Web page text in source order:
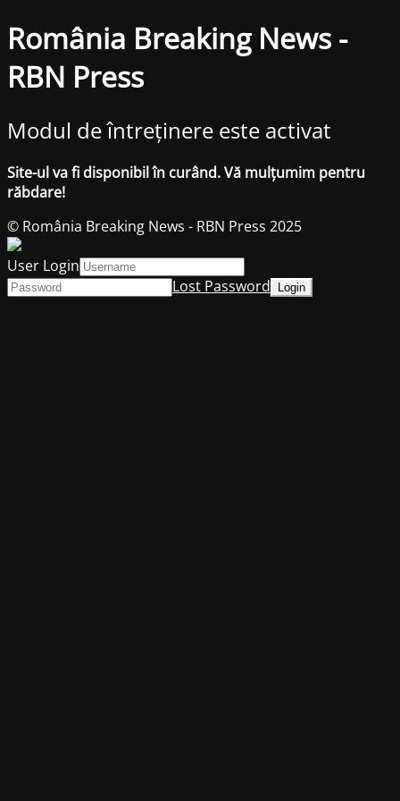
România Breaking News -
RBN Press
Modul de întreținere este activat
Site-ul va fi disponibil în curând. Vă mulțumim pentru
răbdare!
© România Breaking News - RBN Press 2025
User Login
Lost Password